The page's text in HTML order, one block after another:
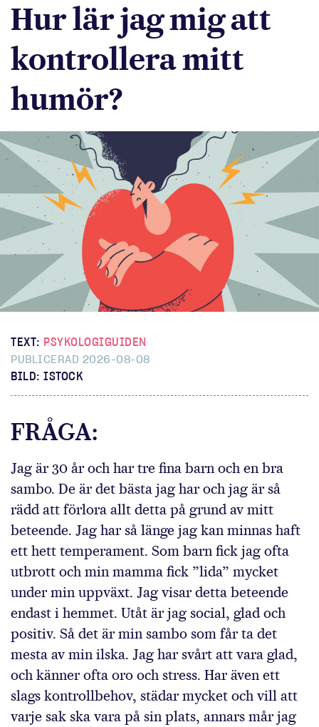
Hur lär jag mig att
kontrollera mitt
humör?
TEXT: PSYKOLOGIGUIDEN
PUBLICERAD 2026-08-08
BILD: ISTOCK
FRÅGA:
Jag är 30 år och har tre fina barn och en bra
sambo. De är det bästa jag har och jag är så
rädd att förlora allt detta på grund av mitt
beteende. Jag har så länge jag kan minnas haft
ett hett temperament. Som barn fick jag ofta
utbrott och min mamma fick ”lida” mycket
under min uppväxt. Jag visar detta beteende
endast i hemmet. Utåt är jag social, glad och
positiv. Så det är min sambo som får ta det
mesta av min ilska. Jag har svårt att vara glad,
och känner ofta oro och stress. Har även ett
slags kontrollbehov, städar mycket och vill att
varje sak ska vara på sin plats, annars mår jag